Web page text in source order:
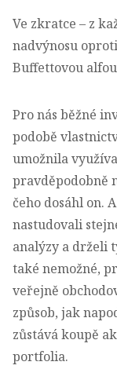
Ve zkratce – z
nadvýnosu
Buffettovou
Pro nás běžné
podobě
umožnila
pravděpodobně
čeho dosáhl on.
nastudovali
analýzy a drželi
také nemožné,
veřejně
způsob, jak
zůstává koupě
portfolia.